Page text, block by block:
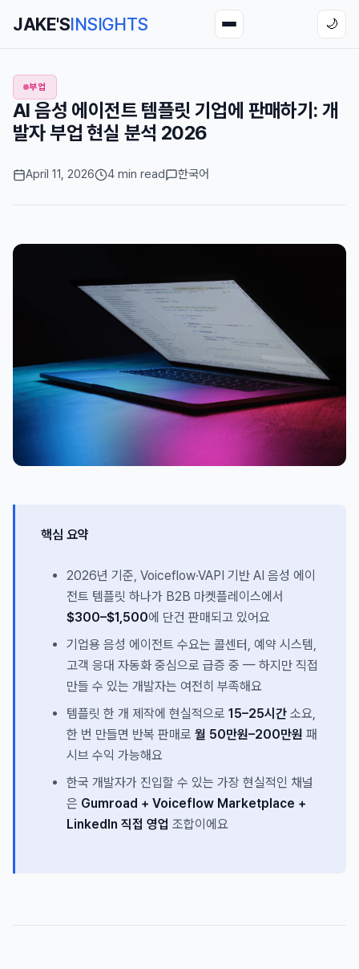
JAKE'SINSIGHTS 🌙
부업
AI 음성 에이전트 템플릿 기업에 판매하기: 개
발자 부업 현실 분석 2026
April 11, 2026 4 min read 한국어
핵심 요약
2026년 기준, Voiceflow·VAPI 기반 AI 음성 에이
전트 템플릿 하나가 B2B 마켓플레이스에서
$300–$1,500에 단건 판매되고 있어요
기업용 음성 에이전트 수요는 콜센터, 예약 시스템,
고객 응대 자동화 중심으로 급증 중 — 하지만 직접
만들 수 있는 개발자는 여전히 부족해요
템플릿 한 개 제작에 현실적으로 15–25시간 소요,
한 번 만들면 반복 판매로 월 50만원–200만원 패
시브 수익 가능해요
한국 개발자가 진입할 수 있는 가장 현실적인 채널
은 Gumroad + Voiceflow Marketplace +
LinkedIn 직접 영업 조합이에요